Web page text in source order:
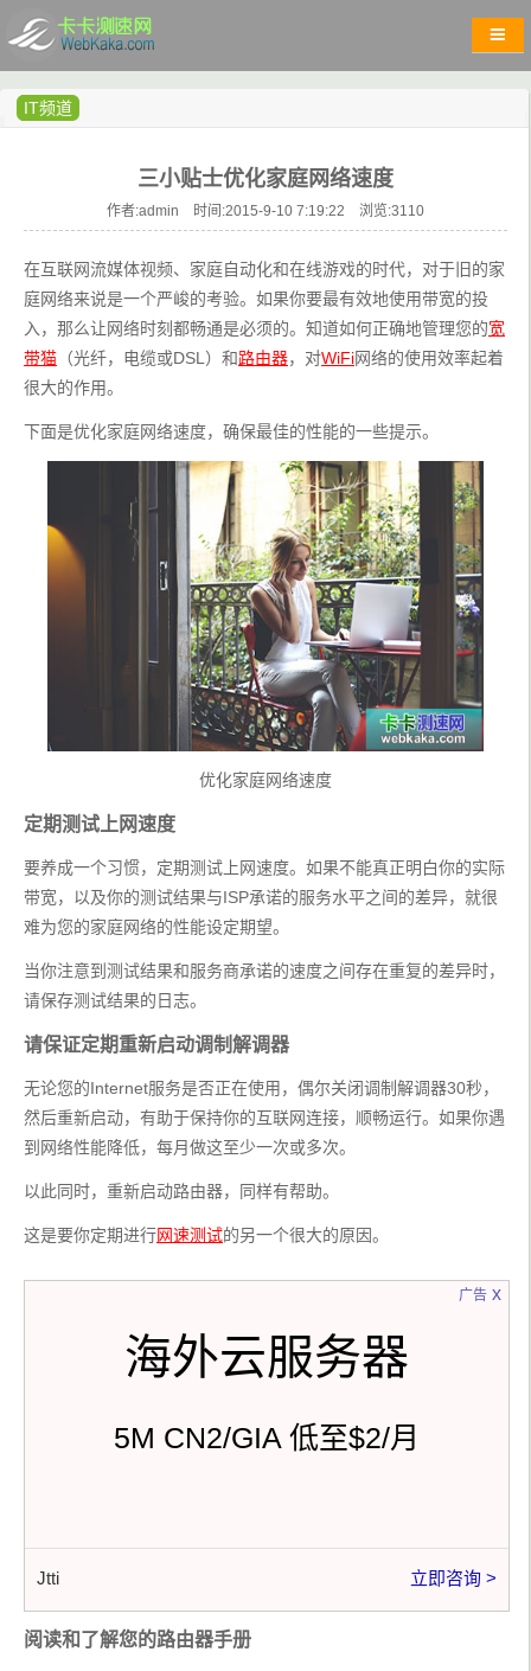
IT频道
三小贴士优化家庭网络速度
作者:admin 时间:2015-9-10 7:19:22 浏览:3110
在互联网流媒体视频、家庭自动化和在线游戏的时代，对于旧的家
庭网络来说是一个严峻的考验。如果你要最有效地使用带宽的投
入，那么让网络时刻都畅通是必须的。知道如何正确地管理您的宽
带猫 （光纤，电缆或DSL）和路由器，对WiFi网络的使用效率起着
很大的作用。
下面是优化家庭网络速度，确保最佳的性能的一些提示。
优化家庭网络速度
定期测试上网速度
要养成一个习惯，定期测试上网速度。如果不能真正明白你的实际
带宽，以及你的测试结果与ISP承诺的服务水平之间的差异，就很
难为您的家庭网络的性能设定期望。
当你注意到测试结果和服务商承诺的速度之间存在重复的差异时，
请保存测试结果的日志。
请保证定期重新启动调制解调器
无论您的Internet服务是否正在使用，偶尔关闭调制解调器30秒，
然后重新启动，有助于保持你的互联网连接，顺畅运行。如果你遇
到网络性能降低，每月做这至少一次或多次。
以此同时，重新启动路由器，同样有帮助。
这是要你定期进行网速测试的另一个很大的原因。
广告
海外云服务器
5M CN2/GIA 低至$2/月
Jtti 立即咨询 >
x
阅读和了解您的路由器手册